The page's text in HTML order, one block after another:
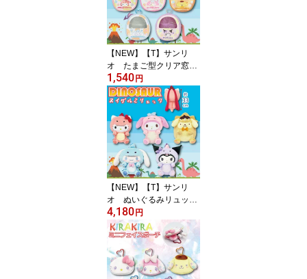
【NEW】【T】サンリ
オ たまご型クリア窓付
きポーチ 恐竜【キャラ
クター/sanrio/ファスナー
ポーチ/ポーチ/キャラク
ターポーチ/ミニ/小物入
れ/人気/キュート/おしゃ
れ女子】【2607】
1,540円
【NEW】【T】サンリ
オ ぬいぐるみリュッ
ク 恐竜【sanrio/サンリ
オ/ぬいぐるみ/リュック/
お出かけ/キッズ/ジュニ
ア/女子/女の子/ガールズ/
かわいい/プレゼント/ギ
フト/贈り物】【2607】
4,180円